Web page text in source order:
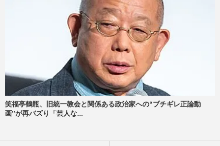
笑福亭鶴瓶、旧統一教会と関係ある政治家への“ブチギレ正論動
画”が再バズり「芸人な...